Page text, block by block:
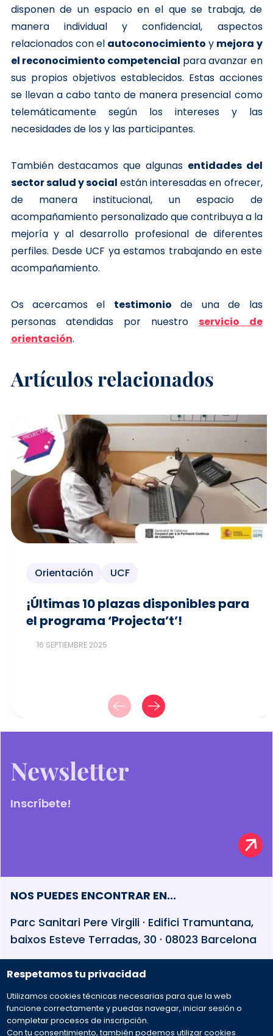
Respetamos tu privacidad
Utilizamos cookies técnicas necesarias para que la web
funcione correctamente y puedas navegar, iniciar sesión o
completar procesos de inscripción.
Con tu consentimiento, también podemos utilizar cookies
disponen de un espacio en el que se trabaja, de
manera individual y confidencial, aspectos
relacionados con el autoconocimiento y mejora y
el reconocimiento competencial para avanzar en
sus propios objetivos establecidos. Estas acciones
se llevan a cabo tanto de manera presencial como
telemáticamente según los intereses y las
necesidades de los y las participantes.
También destacamos que algunas entidades del
sector salud y social están interesadas en ofrecer,
de manera institucional, un espacio de
acompañamiento personalizado que contribuya a la
mejoría y al desarrollo profesional de diferentes
perfiles. Desde UCF ya estamos trabajando en este
acompañamiento.
Os acercamos el testimonio de una de las
personas atendidas por nuestro servicio de
orientación.
Artículos relacionados
Orientación UCF
¡Últimas 10 plazas disponibles para
el programa ‘Projecta’t’!
16 SEPTIEMBRE 2025
Newsletter
Inscríbete!
NOS PUEDES ENCONTRAR EN...
Parc Sanitari Pere Virgili · Edifici Tramuntana,
baixos Esteve Terradas, 30 · 08023 Barcelona
932 594 381
Preguntas frecuentes